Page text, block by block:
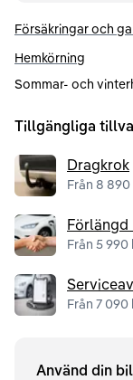
Försäkringar och
Hemkörning
Sommar- och
Tillgängliga
Dragkrok
Från 8
Från 5 990
Från 7 090
Använd din